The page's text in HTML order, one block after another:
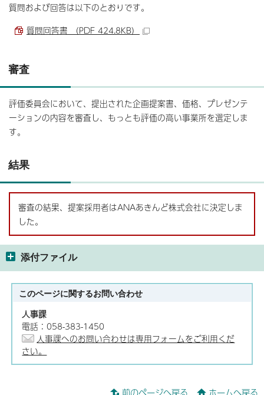
質問および回答は以下のとおりです。
質問回答書 （PDF 424.8KB）
審査
評価委員会において、提出された企画提案書、価格、プレゼンテ
ーションの内容を審査し、もっとも評価の高い事業所を選定しま
す。
結果
審査の結果、提案採用者はANAあきんど株式会社に決定しま
した。
添付ファイル
このページに関するお問い合わせ
人事課
電話：058-383-1450
人事課へのお問い合わせは専用フォームをご利用くだ
さい。